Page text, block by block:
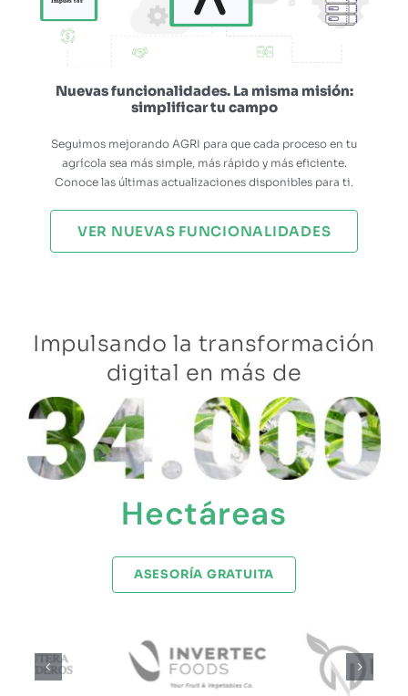
Nuevas funcionalidades. La misma misión:
simplificar tu campo
Seguimos mejorando AGRI para que cada proceso en tu
agrícola sea más simple, más rápido y más eficiente.
Conoce las últimas actualizaciones disponibles para ti.
VER NUEVAS FUNCIONALIDADES
Impulsando la transformación
digital en más de
Hectáreas
ASESORÍA GRATUITA